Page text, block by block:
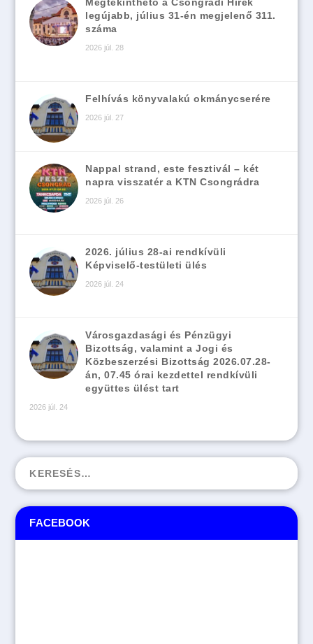
FACEBOOK
legújabb, július 31-én megjelenő 311.
száma
2026 júl. 28
Felhívás könyvalakú okmánycserére
2026 júl. 27
Nappal strand, este fesztivál – két
napra visszatér a KTN Csongrádra
2026 júl. 26
2026. július 28-ai rendkívüli
Képviselő-testületi ülés
2026 júl. 24
Városgazdasági és Pénzügyi
Bizottság, valamint a Jogi és
Közbeszerzési Bizottság 2026.07.28-
án, 07.45 órai kezdettel rendkívüli
együttes ülést tart
2026 júl. 24